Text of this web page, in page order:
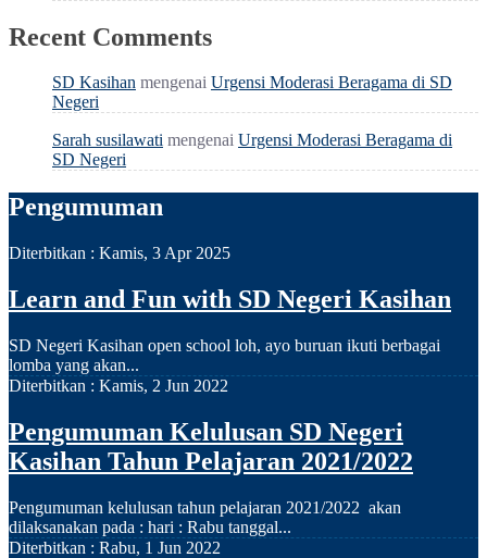
Recent Comments
SD Kasihan mengenai Urgensi Moderasi Beragama di SD
Negeri
Sarah susilawati mengenai Urgensi Moderasi Beragama di
SD Negeri
Pengumuman
Diterbitkan : Kamis, 3 Apr 2025
Learn and Fun with SD Negeri Kasihan
SD Negeri Kasihan open school loh, ayo buruan ikuti berbagai
lomba yang akan...
Diterbitkan : Kamis, 2 Jun 2022
Pengumuman Kelulusan SD Negeri
Kasihan Tahun Pelajaran 2021/2022
Pengumuman kelulusan tahun pelajaran 2021/2022 akan
dilaksanakan pada : hari : Rabu tanggal...
Diterbitkan : Rabu, 1 Jun 2022